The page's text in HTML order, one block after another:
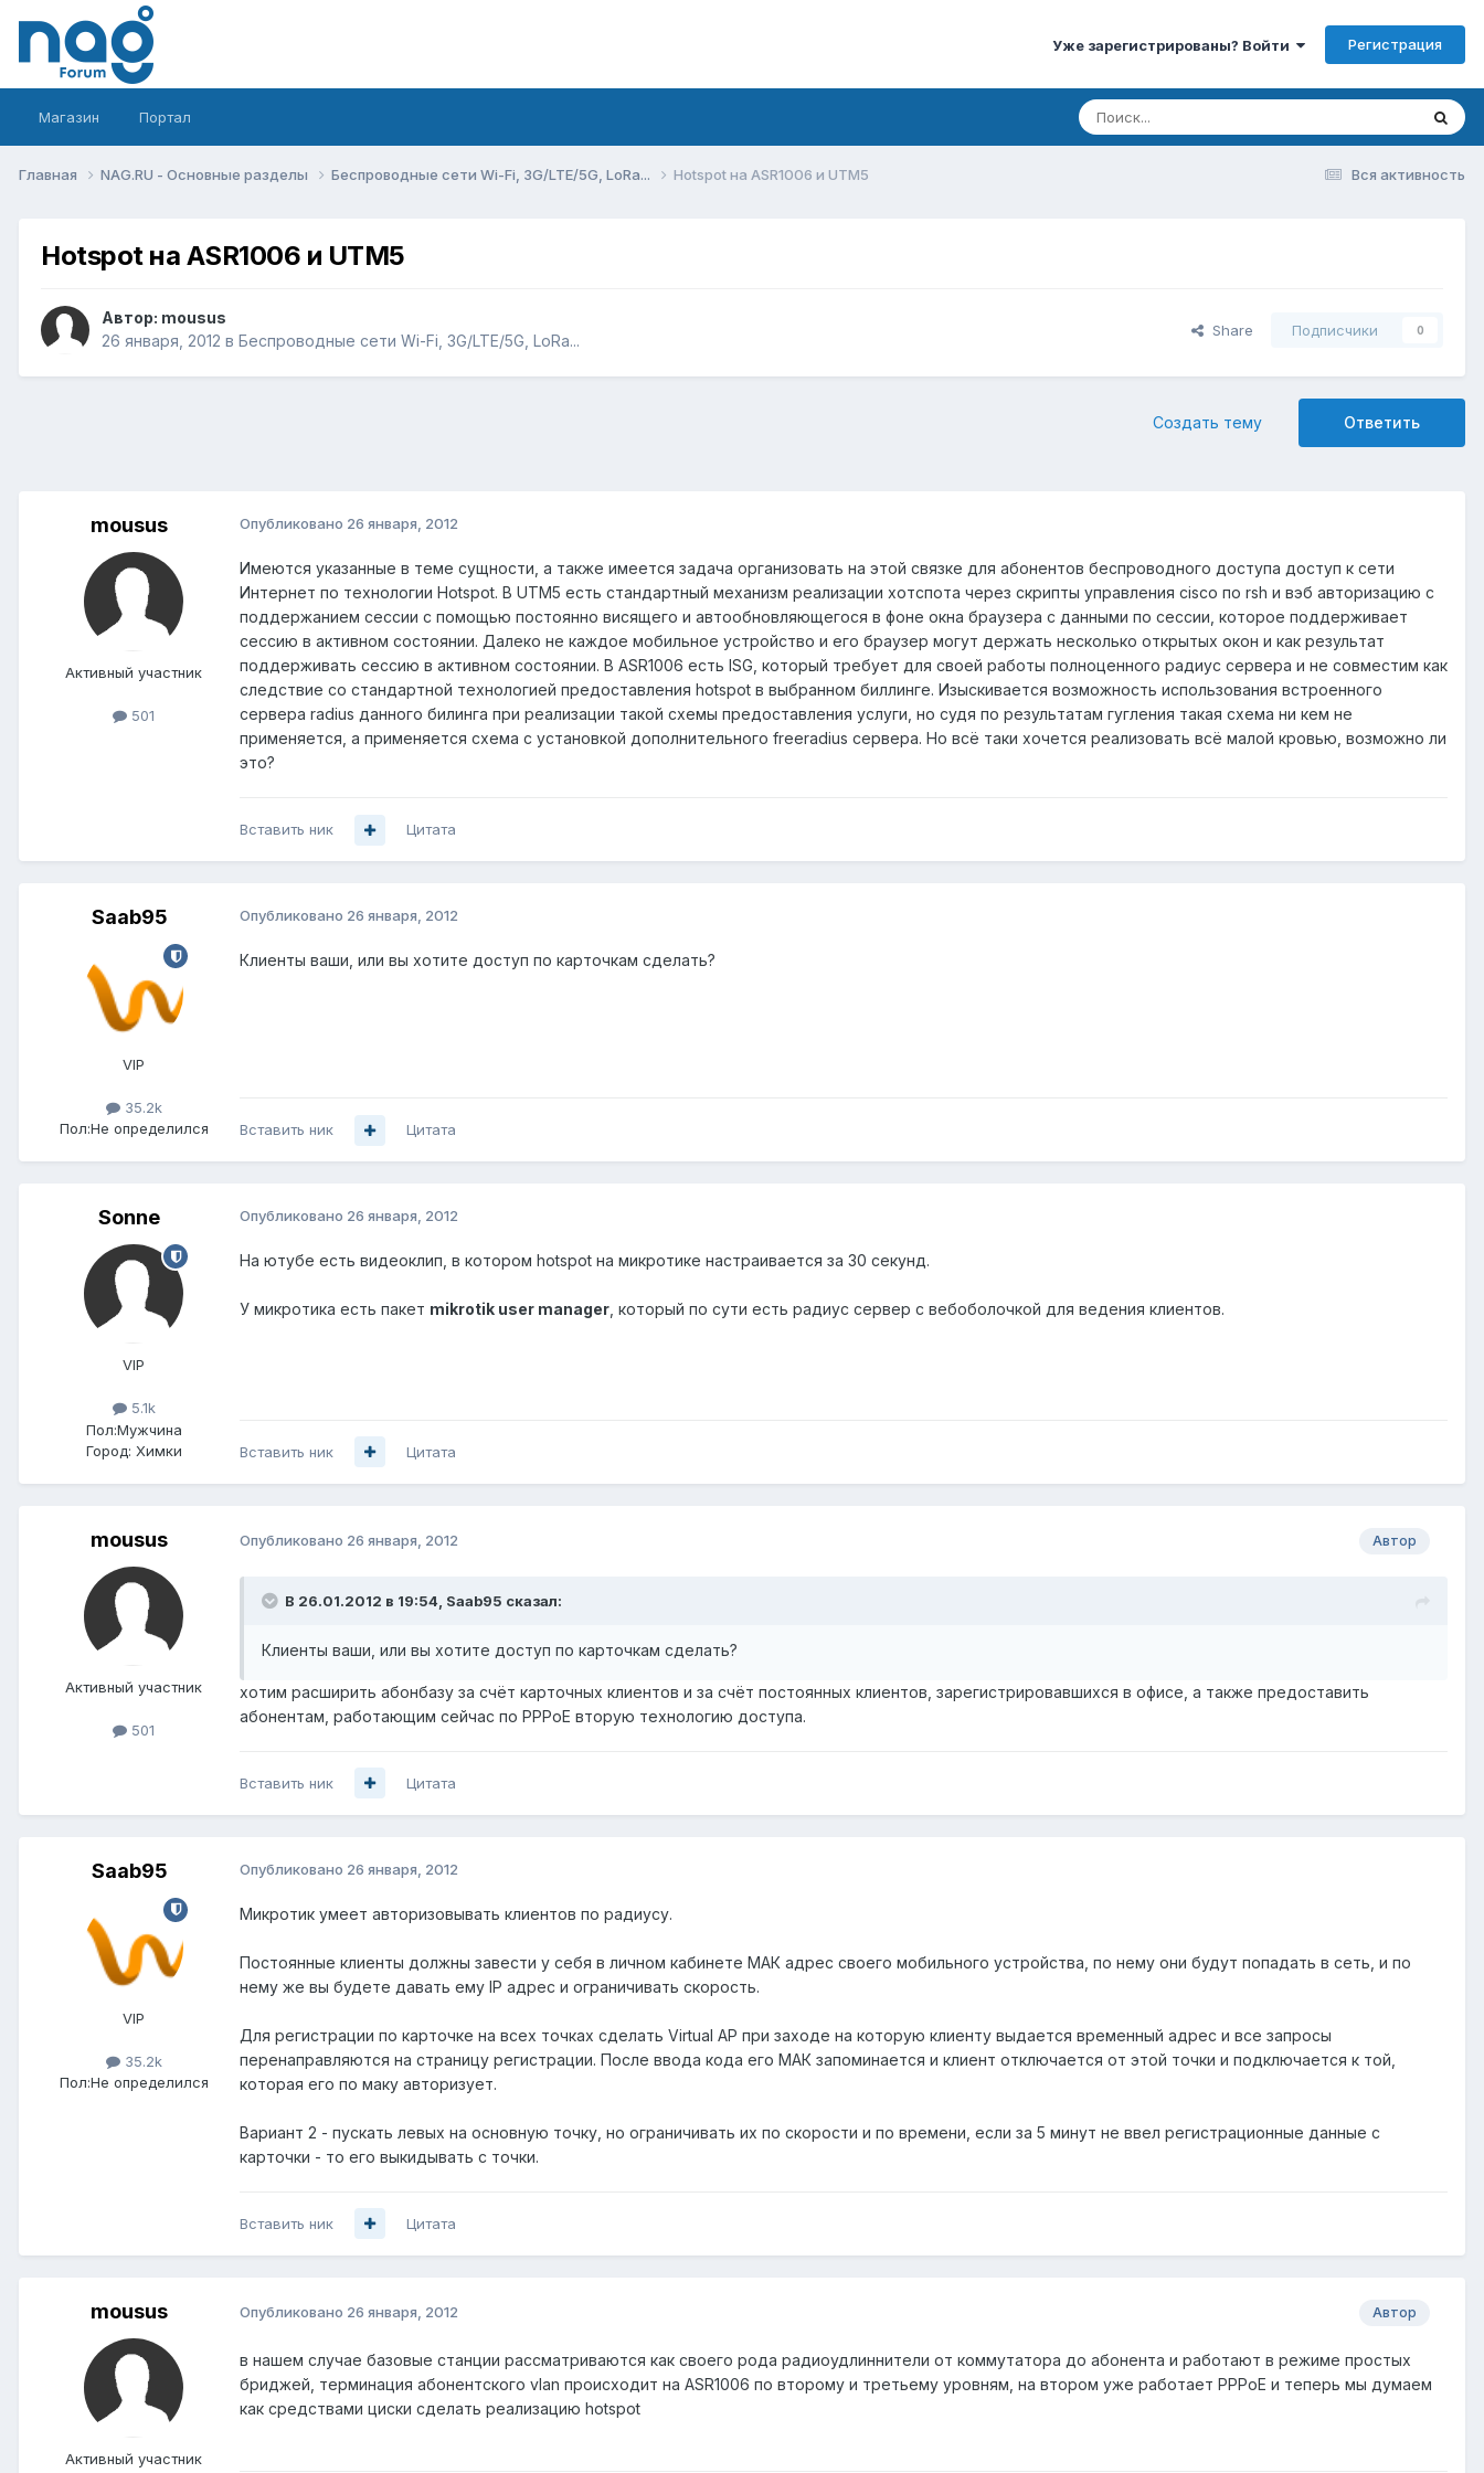
Уже зарегистрированы? Войти Регистрация
Магазин Портал
Вся активность
Главная NAG.RU - Основные разделы Беспроводные сети Wi-Fi, 3G/LTE/5G, LoRa... Hotspot на ASR1006 и UTM5
Hotspot на ASR1006 и UTM5
Автор: mousus
26 января, 2012 в Беспроводные сети Wi-Fi, 3G/LTE/5G, LoRa...
Share Подписчики 0
Ответить
Создать тему
mousus
Активный участник
501
Опубликовано 26 января, 2012
Имеются указанные в теме сущности, а также имеется задача организовать на этой связке для абонентов беспроводного доступа доступ к сети
Интернет по технологии Hotspot. В UTM5 есть стандартный механизм реализации хотспота через скрипты управления cisco по rsh и вэб авторизацию с
поддержанием сессии с помощью постоянно висящего и автообновляющегося в фоне окна браузера с данными по сессии, которое поддерживает
сессию в активном состоянии. Далеко не каждое мобильное устройство и его браузер могут держать несколько открытых окон и как результат
поддерживать сессию в активном состоянии. В ASR1006 есть ISG, который требует для своей работы полноценного радиус сервера и не совместим как
следствие со стандартной технологией предоставления hotspot в выбранном биллинге. Изыскивается возможность использования встроенного
сервера radius данного билинга при реализации такой схемы предоставления услуги, но судя по результатам гугления такая схема ни кем не
применяется, а применяется схема с установкой дополнительного freeradius сервера. Но всё таки хочется реализовать всё малой кровью, возможно ли
это?
Вставить ник Цитата
Saab95
VIP
35.2k
Пол:Не определился
Опубликовано 26 января, 2012
Клиенты ваши, или вы хотите доступ по карточкам сделать?
Вставить ник Цитата
Sonne
VIP
5.1k
Пол:Мужчина
Город: Химки
Опубликовано 26 января, 2012
На ютубе есть видеоклип, в котором hotspot на микротике настраивается за 30 секунд.
У микротика есть пакет mikrotik user manager , который по сути есть радиус сервер с вебоболочкой для ведения клиентов.
Вставить ник Цитата
mousus
Активный участник
501
Автор
Опубликовано 26 января, 2012
В 26.01.2012 в 19:54, Saab95 сказал:
Клиенты ваши, или вы хотите доступ по карточкам сделать?
хотим расширить абонбазу за счёт карточных клиентов и за счёт постоянных клиентов, зарегистрировавшихся в офисе, а также предоставить
абонентам, работающим сейчас по PPPoE вторую технологию доступа.
Вставить ник Цитата
Saab95
VIP
35.2k
Пол:Не определился
Опубликовано 26 января, 2012
Микротик умеет авторизовывать клиентов по радиусу.
Постоянные клиенты должны завести у себя в личном кабинете МАК адрес своего мобильного устройства, по нему они будут попадать в сеть, и по
нему же вы будете давать ему IP адрес и ограничивать скорость.
Для регистрации по карточке на всех точках сделать Virtual AP при заходе на которую клиенту выдается временный адрес и все запросы
перенаправляются на страницу регистрации. После ввода кода его МАК запоминается и клиент отключается от этой точки и подключается к той,
которая его по маку авторизует.
Вариант 2 - пускать левых на основную точку, но ограничивать их по скорости и по времени, если за 5 минут не ввел регистрационные данные с
карточки - то его выкидывать с точки.
Вставить ник Цитата
mousus
Активный участник
Автор
Опубликовано 26 января, 2012
в нашем случае базовые станции рассматриваются как своего рода радиоудлиннители от коммутатора до абонента и работают в режиме простых
бриджей, терминация абонентского vlan происходит на ASR1006 по второму и третьему уровням, на втором уже работает PPPoE и теперь мы думаем
как средствами циски сделать реализацию hotspot